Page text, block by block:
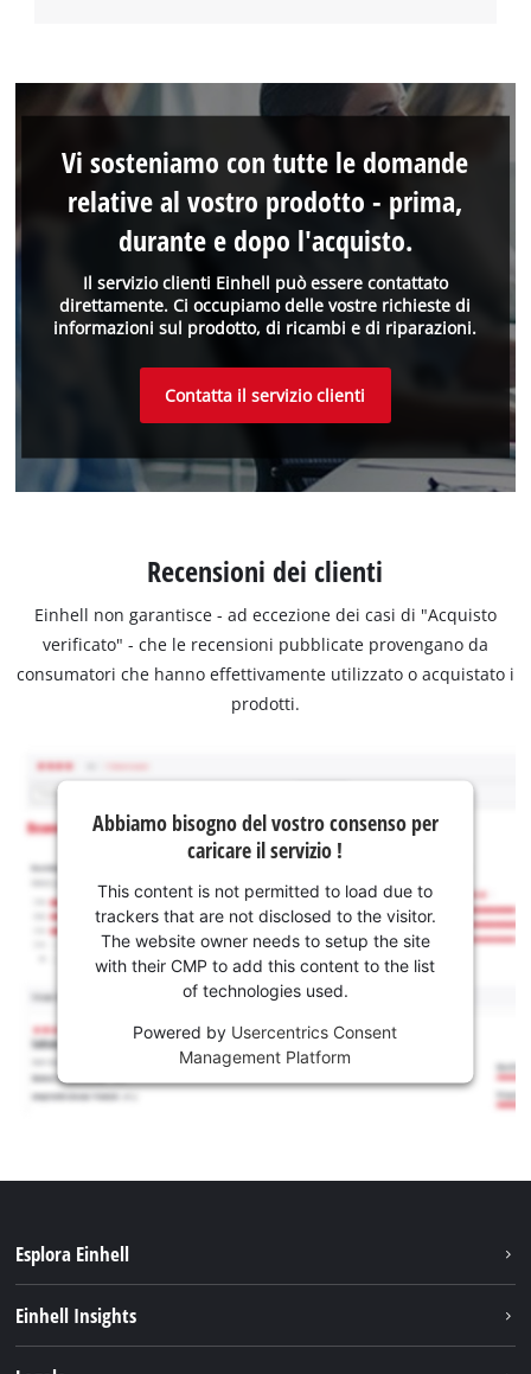
Il servizio clienti Einhell può essere contattato
direttamente. Ci occupiamo delle vostre richieste di
informazioni sul prodotto, di ricambi e di riparazioni.
Vi sosteniamo con tutte le domande
relative al vostro prodotto - prima,
durante e dopo l'acquisto.
Contatta il servizio clienti
Recensioni dei clienti
Einhell non garantisce - ad eccezione dei casi di "Acquisto
verificato" - che le recensioni pubblicate provengano da
consumatori che hanno effettivamente utilizzato o acquistato i
prodotti.
Abbiamo bisogno del vostro consenso per
caricare il servizio !
This content is not permitted to load due to
trackers that are not disclosed to the visitor.
The website owner needs to setup the site
with their CMP to add this content to the list
of technologies used.
Powered by Usercentrics Consent
Management Platform
Esplora Einhell
Einhell Insights